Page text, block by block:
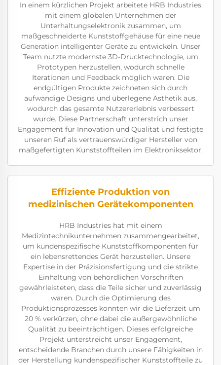
In einem kürzlichen Projekt arbeitete HRB Industries
mit einem globalen Unternehmen der
Unterhaltungselektronik zusammen, um
maßgeschneiderte Kunststoffgehäuse für eine neue
Generation intelligenter Geräte zu entwickeln. Unser
Team nutzte modernste 3D-Drucktechnologie, um
Prototypen herzustellen, wodurch schnelle
Iterationen und Feedback möglich waren. Die
endgültigen Produkte zeichneten sich durch
aufwändige Designs und überlegene Ästhetik aus,
wodurch das gesamte Nutzererlebnis verbessert
wurde. Diese Partnerschaft unterstrich unser
Engagement für Innovation und Qualität und festigte
unseren Ruf als vertrauenswürdiger Hersteller von
maßgefertigten Kunststoffteilen im Elektroniksektor.
Effiziente Produktion von
medizinischen Gerätekomponenten
HRB Industries hat mit einem
Medizintechnikunternehmen zusammengearbeitet,
um kundenspezifische Kunststoffkomponenten für
ein lebensrettendes Gerät herzustellen. Unsere
Expertise in der Präzisionsfertigung und die strikte
Einhaltung von behördlichen Vorschriften
gewährleisteten, dass die Teile sicher und zuverlässig
waren. Durch die Optimierung des
Produktionsprozesses konnten wir die Lieferzeit um
20 % verkürzen, ohne dabei die außergewöhnliche
Qualität zu beeinträchtigen. Dieses erfolgreiche
Projekt unterstreicht unser Engagement,
entscheidende Branchen durch unsere Fähigkeiten in
der Herstellung kundenspezifischer Kunststoffteile zu